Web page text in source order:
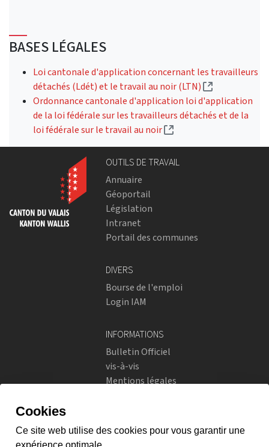
BASES LÉGALES
Loi cantonale d'application concernant les travailleurs
détachés (Ldét) et le travail au noir (LTN)
(Lien externe)
Ordonnance cantonale d'application loi d'application
de la loi fédérale sur les travailleurs détachés et de la
loi fédérale sur le travail au noir
(Lien externe)
OUTILS DE TRAVAIL
Annuaire
Géoportail
Législation
Intranet
Portail des communes
DIVERS
Bourse de l'emploi
Login IAM
INFORMATIONS
Bulletin Officiel
vis-à-vis
Mentions légales